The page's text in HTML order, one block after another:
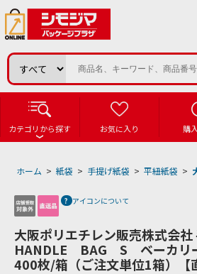
カテゴリから探す お気に入り 購
ホーム > 紙袋 > 手提げ紙袋 > 平紐紙袋 >
アイコンについて
大阪ポリエチレン販売株式会
HANDLE BAG S ベーカリ
400枚/箱（ご注文単位1箱）【